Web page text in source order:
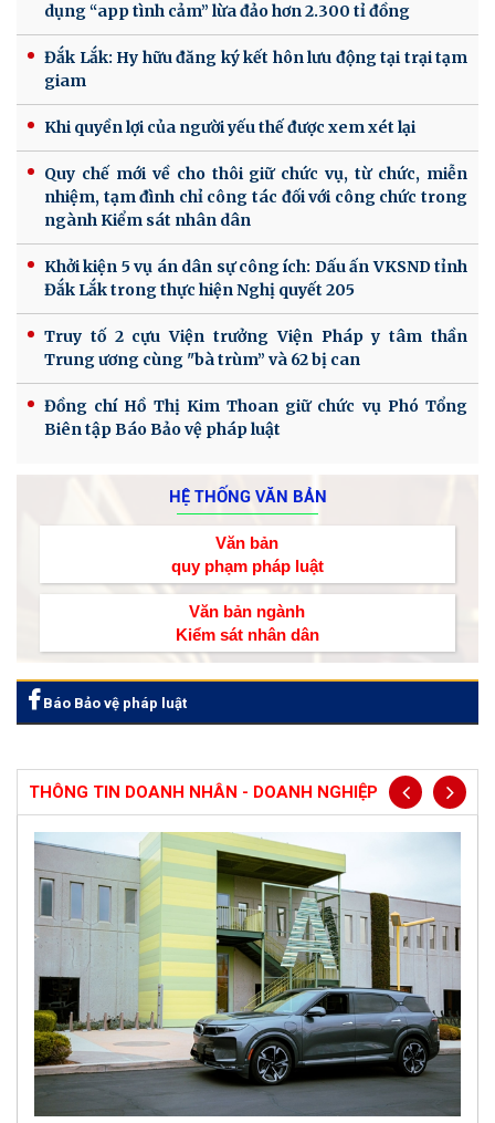
dụng “app tình cảm” lừa đảo hơn 2.300 tỉ đồng
Đắk Lắk: Hy hữu đăng ký kết hôn lưu động tại trại tạm
giam
Khi quyền lợi của người yếu thế được xem xét lại
Quy chế mới về cho thôi giữ chức vụ, từ chức, miễn
nhiệm, tạm đình chỉ công tác đối với công chức trong
ngành Kiểm sát nhân dân
Khởi kiện 5 vụ án dân sự công ích: Dấu ấn VKSND tỉnh
Đắk Lắk trong thực hiện Nghị quyết 205
Truy tố 2 cựu Viện trưởng Viện Pháp y tâm thần
Trung ương cùng "bà trùm” và 62 bị can
Đồng chí Hồ Thị Kim Thoan giữ chức vụ Phó Tổng
Biên tập Báo Bảo vệ pháp luật
HỆ THỐNG VĂN BẢN
Văn bản
quy phạm pháp luật
Văn bản ngành
Kiểm sát nhân dân
Báo Bảo vệ pháp luật
THÔNG TIN DOANH NHÂN - DOANH NGHIỆP